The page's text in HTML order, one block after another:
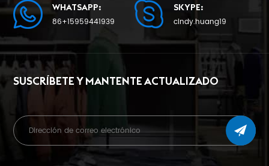
WHATSAPP:
86+15959441939
SKYPE:
cindy.huang19
SUSCRÍBETE Y MANTENTE ACTUALIZADO